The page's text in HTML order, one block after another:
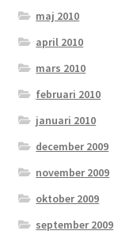
maj 2010
april 2010
mars 2010
februari 2010
januari 2010
december 2009
november 2009
oktober 2009
september 2009